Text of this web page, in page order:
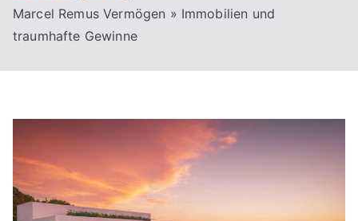
Marcel Remus Vermögen » Immobilien und
traumhafte Gewinne